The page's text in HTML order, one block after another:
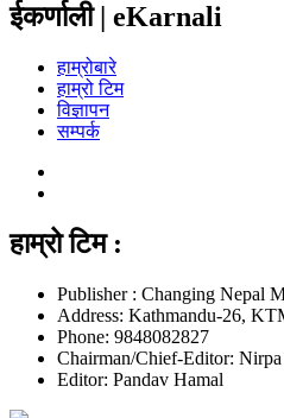
ईकर्णाली | eKarnali
हाम्रोबारे
हाम्रो टिम
विज्ञापन
सम्पर्क
हाम्रो टिम :
Publisher : Changing Nepal
Address: Kathmandu-26,
Phone: 9848082827
Chairman/Chief-Editor:
Editor: Pandav Hamal